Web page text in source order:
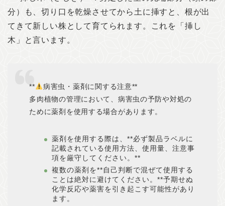
分）も、切り口を乾燥させてから土に挿すと、根が出
てきて新しい株として育てられます。これを「挿し
木」と言います。
**
病害虫・薬剤に関する注意**
多肉植物の管理において、病害虫の予防や対処の
ために薬剤を使用する場合があります。
薬剤を使用する際は、**必ず製品ラベルに
記載されている使用方法、使用量、注意事
項を厳守してください。**
複数の薬剤を**自己判断で混ぜて使用する
ことは絶対に避けてください。**予期せぬ
化学反応や薬害を引き起こす可能性があり
ます。